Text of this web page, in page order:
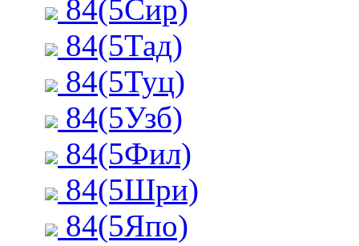
84(5Сир)
84(5Тад)
84(5Туц)
84(5Узб)
84(5Фил)
84(5Шри)
84(5Япо)